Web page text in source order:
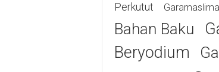
Perkutut
Bahan Baku
Beryodium